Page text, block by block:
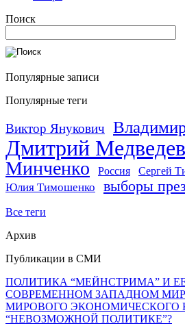
Поиск
Популярные записи
Популярные теги
Виктор Янукович
Дмитрий Медведев
Минченко
Россия Сергей
Юлия Тимошенко выборы
Все теги
Архив
Публикации в СМИ
ПОЛИТИКА “МЕЙНСТРИМА” И
СОВРЕМЕННОМ ЗАПАДНОМ
МИРОВОГО ЭКОНОМИЧЕСКОГО
“НЕВОЗМОЖНОЙ ПОЛИТИКЕ”?